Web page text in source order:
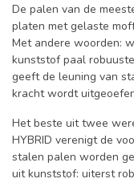
De palen van de
platen met gelaste
Met andere woorden:
kunststof paal
geeft de leuning van
kracht wordt
Het beste uit twee
HYBRID verenigt de
stalen palen worden
uit kunststof: uiterst